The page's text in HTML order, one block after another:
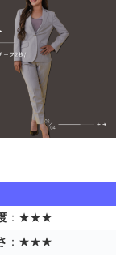
：★★★
：★★★